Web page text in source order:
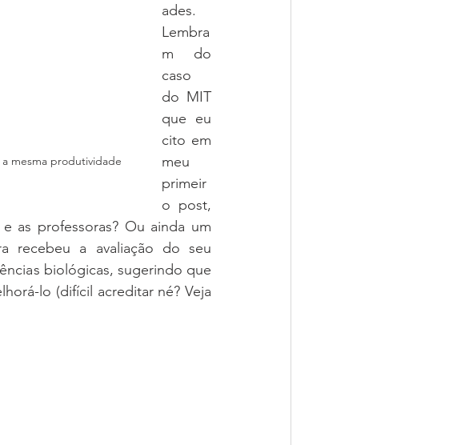
mesma produtividade
ades.
Lembra
m do
caso
do MIT
que eu
cito em
meu
primeir
o post,
as professoras? Ou ainda um
recebeu a avaliação do seu
biológicas, sugerindo que
lo (difícil acreditar né? Veja